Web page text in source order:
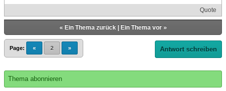
Quote
« Ein Thema zurück| Ein Thema vor»
Page: « 2 » Antwort schreiben
Thema abonnieren